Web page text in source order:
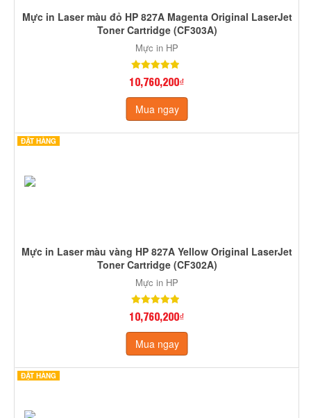
Mực in Laser màu đỏ HP 827A Magenta Original LaserJet
Toner Cartridge (CF303A)
Mực in HP
10,760,200₫
Mua ngay
ĐẶT HÀNG
Mực in Laser màu vàng HP 827A Yellow Original LaserJet
Toner Cartridge (CF302A)
Mực in HP
10,760,200₫
Mua ngay
ĐẶT HÀNG